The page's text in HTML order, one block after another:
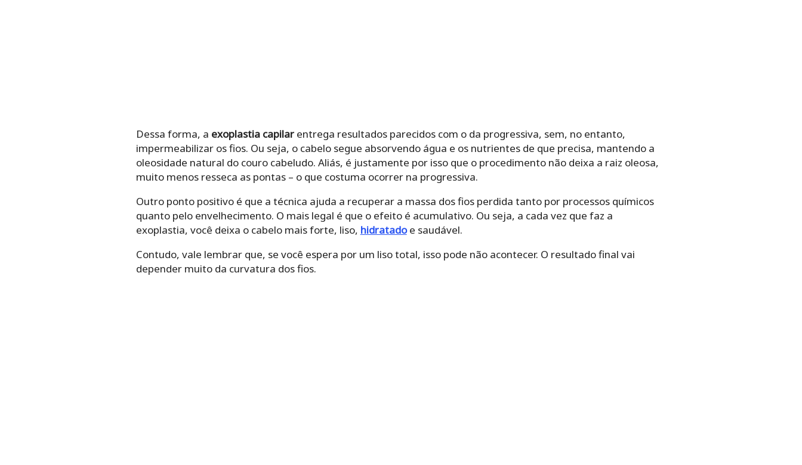
Dessa forma, a exoplastia capilarentrega resultados parecidos com o da progressiva, sem, no entanto,
impermeabilizar os fios. Ou seja, o cabelo segue absorvendo água e os nutrientes de que precisa, mantendo a
oleosidade natural do couro cabeludo. Aliás, é justamente por isso que o procedimento não deixa a raiz oleosa,
muito menos resseca as pontas – o que costuma ocorrer na progressiva.
Outro ponto positivo é que a técnica ajuda a recuperar a massa dos fios perdida tanto por processos químicos
quanto pelo envelhecimento. O mais legal é que o efeito é acumulativo. Ou seja, a cada vez que faz a
exoplastia, você deixa o cabelo mais forte, liso, hidratadoe saudável.
Contudo, vale lembrar que, se você espera por um liso total, isso pode não acontecer. O resultado final vai
depender muito da curvatura dos fios.